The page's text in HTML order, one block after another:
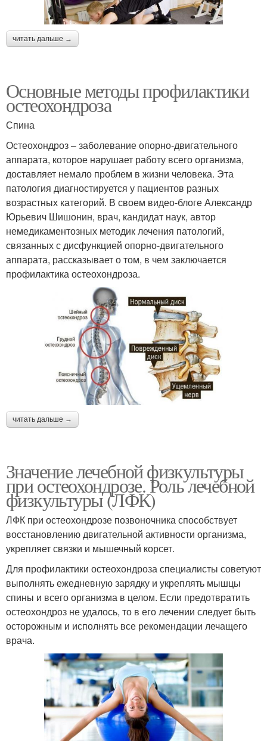
читать дальше →
Основные методы профилактики
остеохондроза
Спина
Остеохондроз – заболевание опорно-двигательного
аппарата, которое нарушает работу всего организма,
доставляет немало проблем в жизни человека. Эта
патология диагностируется у пациентов разных
возрастных категорий. В своем видео-блоге Александр
Юрьевич Шишонин, врач, кандидат наук, автор
немедикаментозных методик лечения патологий,
связанных с дисфункцией опорно-двигательного
аппарата, рассказывает о том, в чем заключается
профилактика остеохондроза.
читать дальше →
Значение лечебной физкультуры
при остеохондрозе. Роль лечебной
физкультуры (ЛФК)
ЛФК при остеохондрозе позвоночника способствует
восстановлению двигательной активности организма,
укрепляет связки и мышечный корсет.
Для профилактики остеохондроза специалисты советуют
выполнять ежедневную зарядку и укреплять мышцы
спины и всего организма в целом. Если предотвратить
остеохондроз не удалось, то в его лечении следует быть
осторожным и исполнять все рекомендации лечащего
врача.